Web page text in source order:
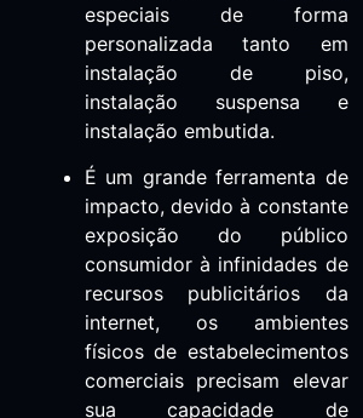
especiais de forma
personalizada tanto em
instalação de piso,
instalação suspensa e
instalação embutida.
É um grande ferramenta de
impacto, devido à constante
exposição do público
consumidor à infinidades de
recursos publicitários da
internet, os ambientes
físicos de estabelecimentos
comerciais precisam elevar
sua capacidade de